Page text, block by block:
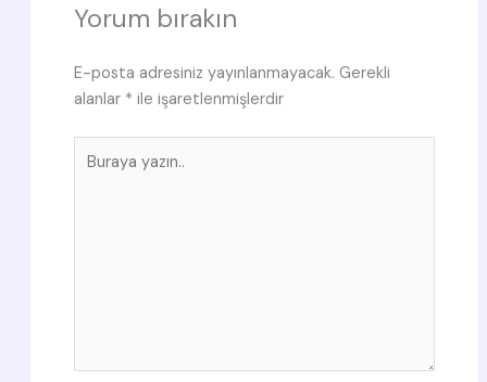
Yorum bırakın
E-posta adresiniz yayınlanmayacak. Gerekli
alanlar * ile işaretlenmişlerdir
yazın..